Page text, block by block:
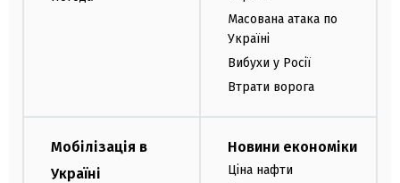
Масована атака по
Україні
Вибухи у Росії
Втрати ворога
Мобілізація в
Україні
Новини економіки
Ціна нафти